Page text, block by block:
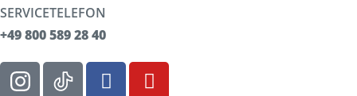
SERVICETELEFON
+49 800 589 28 40